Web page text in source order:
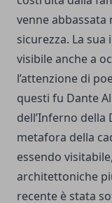
venne abbassata
sicurezza. La
visibile anche a
l’attenzione di
questi fu Dante
dell’Inferno della
metafora della
essendo
architettoniche
recente è stata